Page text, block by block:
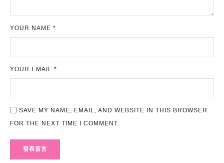
YOUR NAME *
YOUR EMAIL *
SAVE MY NAME, EMAIL, AND WEBSITE IN THIS BROWSER
FOR THE NEXT TIME I COMMENT.